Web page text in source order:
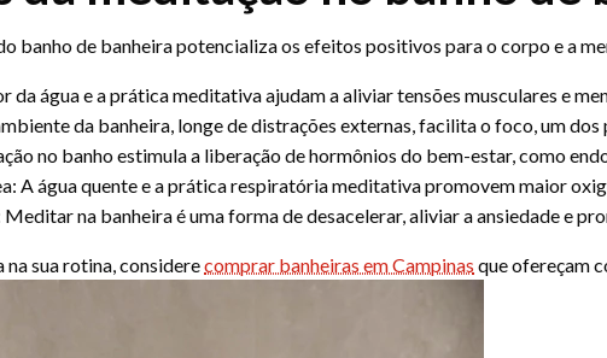
banho de banheira potencializa os efeitos positivos para o corpo e a
da água e a prática meditativa ajudam a aliviar tensões musculares e
da banheira, longe de distrações externas, facilita o foco, um
no banho estimula a liberação de hormônios do bem-estar, como
A água quente e a prática respiratória meditativa promovem maior
na banheira é uma forma de desacelerar, aliviar a ansiedade e
na sua rotina, considerecomprar banheiras em Campinas que ofereçam